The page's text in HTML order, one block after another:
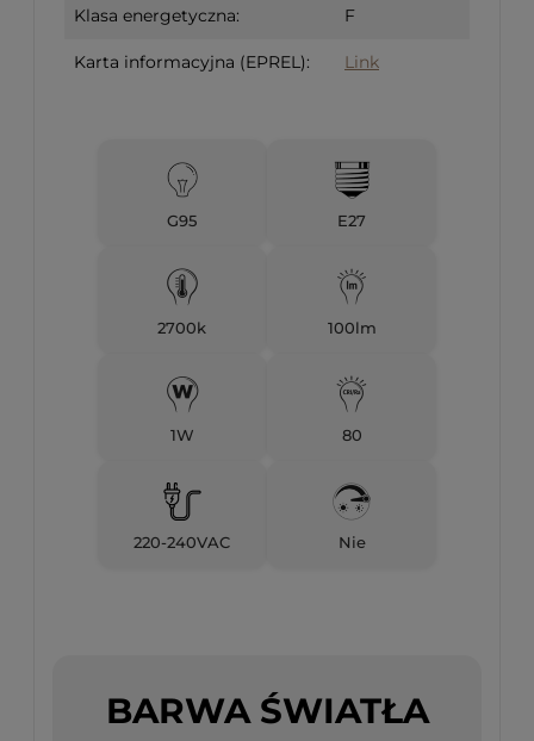
Klasa energetyczna: F
Karta informacyjna (EPREL): Link
G95 E27
2700k 100lm
1W 80
220-240VAC Nie
BARWA ŚWIATŁA